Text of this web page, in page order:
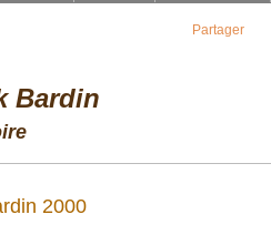
Bardin
2000
Partager